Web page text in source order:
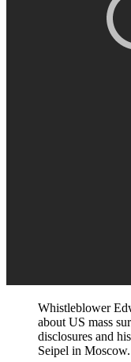
Whistleblower
about US mass
disclosures and
Seipel in Moscow.